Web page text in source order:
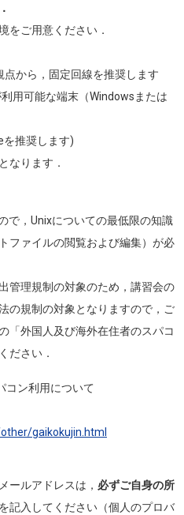
をご用意ください．
点から，固定回線を推奨します
用可能な端末（Windowsまたは
を推奨します)
なります．
で，Unixについての最低限の知識
ファイルの閲覧および編集）が必
管理規制の対象のため，講習会の
の規制の対象となりますので，ご
「外国人及び海外在住者のスパコ
ださい．
ン利用について
gaikokujin.html
ールアドレスは， 必ずご自身の所
を記入してください（個人のプロバ